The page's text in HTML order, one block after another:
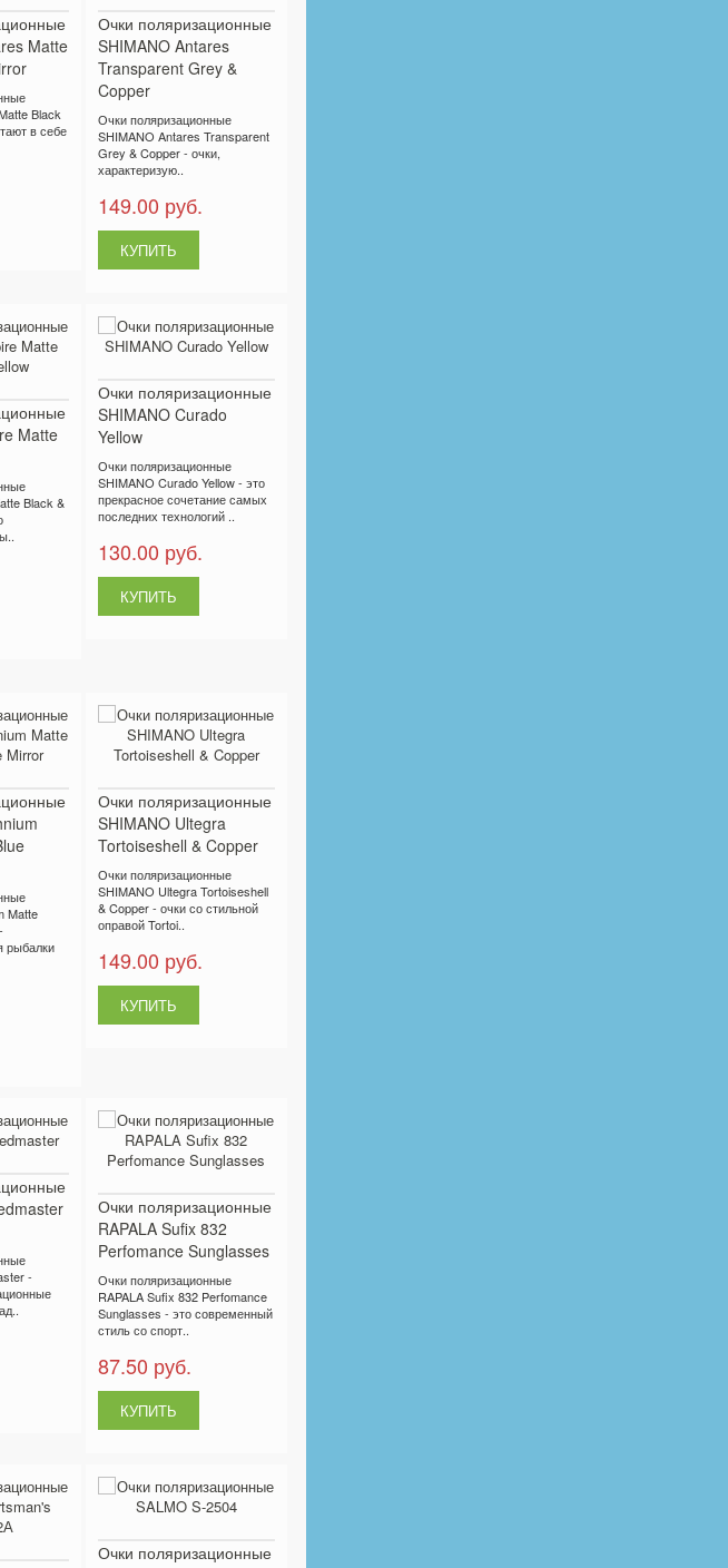
Matte
Black
в себе
Очки поляризационные
SHIMANO Antares
Transparent Grey &
Copper
Очки поляризационные
SHIMANO Antares Transparent
Grey & Copper - очки,
характеризую..
149.00 руб.
Matte
Black &
Очки поляризационные
SHIMANO Curado
Yellow
Очки поляризационные
SHIMANO Curado Yellow - это
прекрасное сочетание самых
последних технологий ..
130.00 руб.
Matte
рыбалки
Очки поляризационные
SHIMANO Ultegra
Tortoiseshell & Copper
Очки поляризационные
SHIMANO Ultegra Tortoiseshell
& Copper - очки со стильной
оправой Tortoi..
149.00 руб.
-
Очки поляризационные
RAPALA Sufix 832
Perfomance Sunglasses
Очки поляризационные
RAPALA Sufix 832 Perfomance
Sunglasses - это современный
стиль со спорт..
87.50 руб.
Очки поляризационные